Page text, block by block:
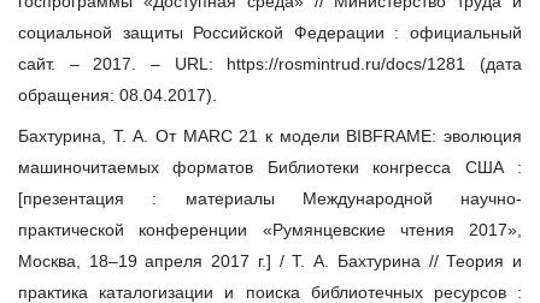
социальной защиты Российской Федерации : официальный
сайт. – 2017. – URL: https://rosmintrud.ru/docs/1281 (дата
обращения: 08.04.2017).
Бахтурина, Т. А. От МАRС 21 к модели BIBFRAME: эволюция
машиночитаемых форматов Библиотеки конгресса США :
[презентация : материалы Международной научно-
практической конференции «Румянцевские чтения 2017»,
Москва, 18–19 апреля 2017 г.] / Т. А. Бахтурина // Теория и
практика каталогизации и поиска библиотечных ресурсов :